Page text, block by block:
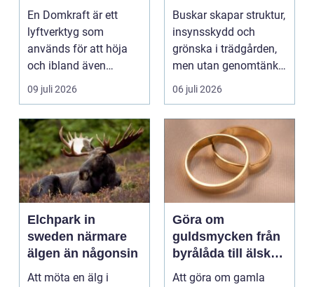
En Domkraft är ett
lyftverktyg som
används för att höja
och ibland även
positionera tunga
objekt, so...
09 juli 2026
vackra buskar året
runt
Buskar skapar struktur,
insynsskydd och
grönska i trädgården,
men utan genomtänkt
beskärning blir de...
06 juli 2026
Elchpark in
sweden närmare
älgen än någonsin
Att möta en älg i
Göra om
guldsmycken från
byrålåda till älskad
favorit
Att göra om gamla